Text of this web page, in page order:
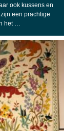
ook kussens en
een prachtige
het …